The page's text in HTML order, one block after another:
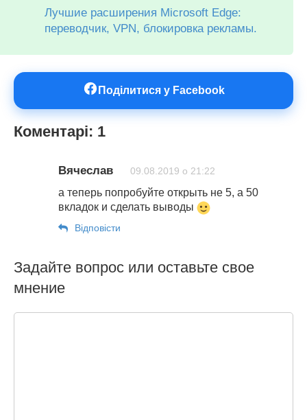
Лучшие расширения Microsoft Edge:
переводчик, VPN, блокировка рекламы.
Поділитися у Facebook
Коментарі: 1
Вячеслав 09.08.2019 о 21:22
а теперь попробуйте открыть не 5, а 50
вкладок и сделать выводы
Відповіcти
Задайте вопрос или оставьте свое
мнение